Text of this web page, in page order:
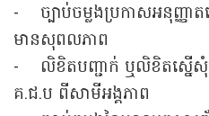
- ច្បាប់ចម្លងប្រកាសអនុញ្ញ
មានសុពលភាព
- លិខិតបញ្ជាក់ ឬលិខិតស្នើសុំធ្
គ.ជ.ប ពីសាមីអង្គភាព